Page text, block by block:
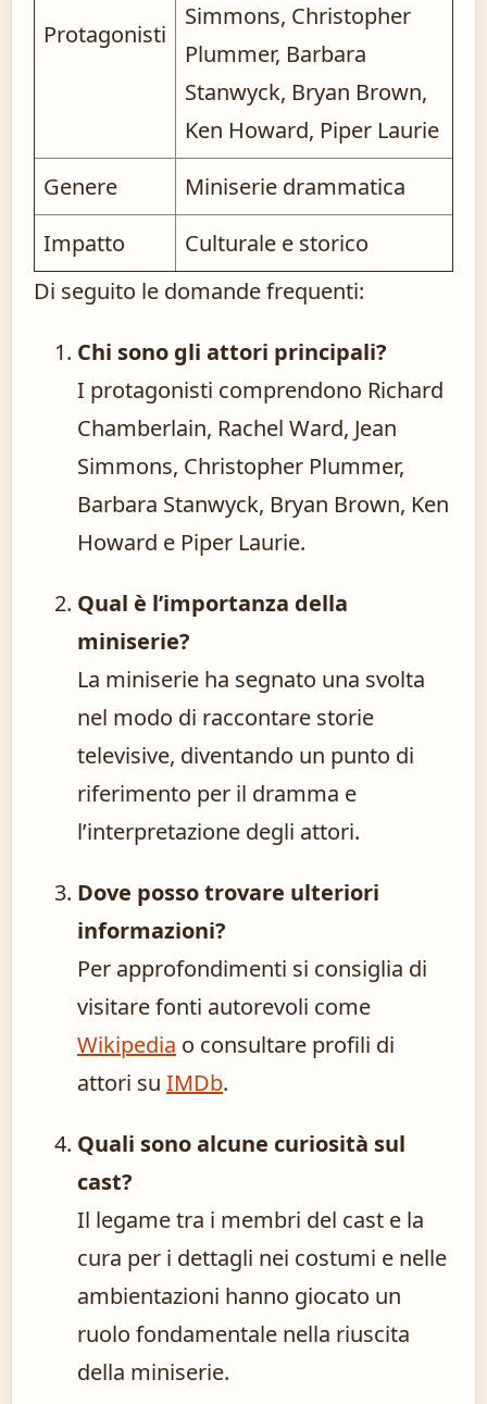
Protagonisti
Simmons, Christopher
Plummer, Barbara
Stanwyck, Bryan Brown,
Ken Howard, Piper Laurie
Genere
Miniserie drammatica
Impatto
Culturale e storico
Di seguito le domande frequenti:
Chi sono gli attori principali?
I protagonisti comprendono Richard
Chamberlain, Rachel Ward, Jean
Simmons, Christopher Plummer,
Barbara Stanwyck, Bryan Brown, Ken
Howard e Piper Laurie.
Qual è l’importanza della
miniserie?
La miniserie ha segnato una svolta
nel modo di raccontare storie
televisive, diventando un punto di
riferimento per il dramma e
l’interpretazione degli attori.
Dove posso trovare ulteriori
informazioni?
Per approfondimenti si consiglia di
visitare fonti autorevoli come
Wikipedia o consultare profili di
attori su IMDb.
Quali sono alcune curiosità sul
cast?
Il legame tra i membri del cast e la
cura per i dettagli nei costumi e nelle
ambientazioni hanno giocato un
ruolo fondamentale nella riuscita
della miniserie.